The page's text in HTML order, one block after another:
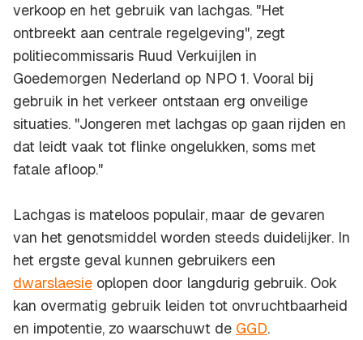
verkoop en het gebruik van lachgas. "Het
ontbreekt aan centrale regelgeving", zegt
politiecommissaris Ruud Verkuijlen in
Goedemorgen Nederland op NPO 1. Vooral bij
gebruik in het verkeer ontstaan erg onveilige
situaties. "Jongeren met lachgas op gaan rijden en
dat leidt vaak tot flinke ongelukken, soms met
fatale afloop."
Lachgas is mateloos populair, maar de gevaren
van het genotsmiddel worden steeds duidelijker. In
het ergste geval kunnen gebruikers een
dwarslaesie oplopen door langdurig gebruik. Ook
kan overmatig gebruik leiden tot onvruchtbaarheid
en impotentie, zo waarschuwt de GGD.